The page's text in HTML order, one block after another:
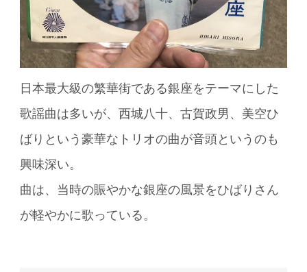
日本最大級の繁華街である銀座をテーマにした
歌謡曲は多いが、西城八十、古賀政男、美空ひ
ばりという豪華なトリオの曲が音頭というのも
興味深い。
曲は、当時の賑やかな銀座の風景をひばりさん
が軽やかに歌っている。